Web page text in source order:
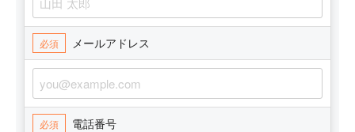
必須 メールアドレス
必須 電話番号